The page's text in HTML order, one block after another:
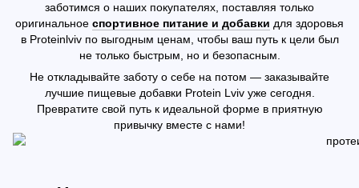
заботимся о наших покупателях, поставляя только
оригинальное спортивное питание и добавки для здоровья
в Proteinlviv по выгодным ценам, чтобы ваш путь к цели был
не только быстрым, но и безопасным.
Не откладывайте заботу о себе на потом — заказывайте
лучшие пищевые добавки Protein Lviv уже сегодня.
Превратите свой путь к идеальной форме в приятную
привычку вместе с нами!